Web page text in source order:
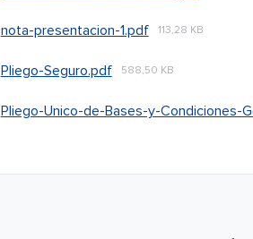
nota-presentacion-1.pdf 113,28 KB
Pliego-Seguro.pdf 588,50 KB
Pliego-Unico-de-Bases-y-Condiciones-